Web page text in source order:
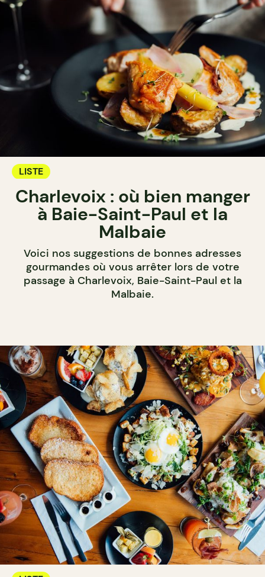
LISTE
Charlevoix : où bien manger
à Baie-Saint-Paul et la
Malbaie
Voici nos suggestions de bonnes adresses
gourmandes où vous arrêter lors de votre
passage à Charlevoix, Baie-Saint-Paul et la
Malbaie.